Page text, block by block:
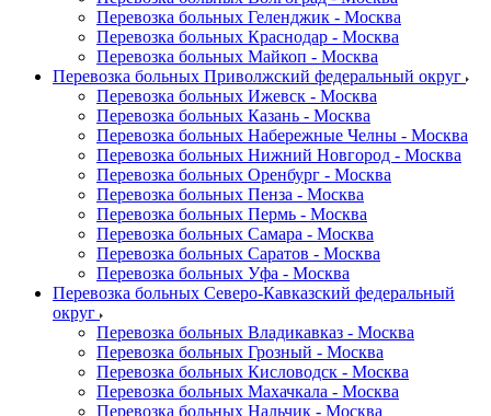
Перевозка больных Геленджик - Москва
Перевозка больных Краснодар - Москва
Перевозка больных Майкоп - Москва
Перевозка больных Приволжский федеральный округ
Перевозка больных Ижевск - Москва
Перевозка больных Казань - Москва
Перевозка больных Набережные Челны - Москва
Перевозка больных Нижний Новгород - Москва
Перевозка больных Оренбург - Москва
Перевозка больных Пенза - Москва
Перевозка больных Пермь - Москва
Перевозка больных Самара - Москва
Перевозка больных Саратов - Москва
Перевозка больных Уфа - Москва
Перевозка больных Северо-Кавказский федеральный
округ
Перевозка больных Владикавказ - Москва
Перевозка больных Грозный - Москва
Перевозка больных Кисловодск - Москва
Перевозка больных Махачкала - Москва
Перевозка больных Нальчик - Москва